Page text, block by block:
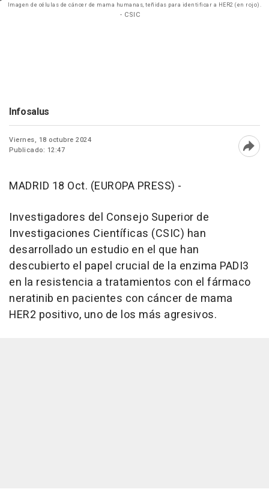
Imagen de células de cáncer de mama humanas, teñidas para identificar a HER2 (en rojo).
- CSIC
Infosalus
Viernes, 18 octubre 2024
Publicado: 12:47
MADRID 18 Oct. (EUROPA PRESS) -
Investigadores del Consejo Superior de
Investigaciones Científicas (CSIC) han
desarrollado un estudio en el que han
descubierto el papel crucial de la enzima PADI3
en la resistencia a tratamientos con el fármaco
neratinib en pacientes con cáncer de mama
HER2 positivo, uno de los más agresivos.